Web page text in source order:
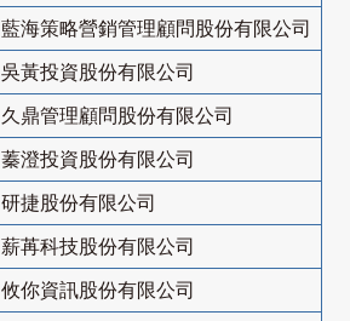
藍海策略營銷管理顧問股份有限公司
吳黃投資股份有限公司
久鼎管理顧問股份有限公司
蓁澄投資股份有限公司
研捷股份有限公司
薪苒科技股份有限公司
攸你資訊股份有限公司